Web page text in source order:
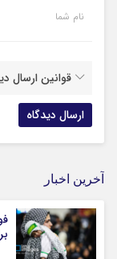
نام شما
قوانین ارسال
آخرین اخبار